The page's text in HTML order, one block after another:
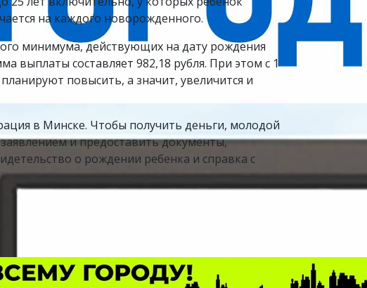
на каждого новорожденного.
минимума, действующих на дату рождения
выплаты составляет 982,18 рубля. При этом с 1
повысить, а значит, увеличится и
в Минске. Чтобы получить деньги, молодой
и предоставить документы,
о рождении ребенка и справка с